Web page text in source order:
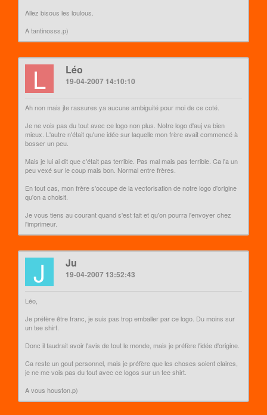
Allez bisous les loulous.
A tantinosss.p)
L Léo
19-04-2007 14:10:10
Ah non mais jte rassures ya aucune ambiguité pour moi de ce coté.
Je ne vois pas du tout avec ce logo non plus. Notre logo d'auj va bien
mieux. L'autre n'était qu'une idée sur laquelle mon frère avait commencé à
bosser un peu.
Mais je lui ai dit que c'était pas terrible. Pas mal mais pas terrible. Ca l'a un
peu vexé sur le coup mais bon. Normal entre frères.
En tout cas, mon frère s'occupe de la vectorisation de notre logo d'origine
qu'on a choisit.
Je vous tiens au courant quand s'est fait et qu'on pourra l'envoyer chez
l'imprimeur.
J Ju
19-04-2007 13:52:43
Léo,
Je préfère être franc, je suis pas trop emballer par ce logo. Du moins sur
un tee shirt.
Donc il faudrait avoir l'avis de tout le monde, mais je préfère l'idée d'origine.
Ca reste un gout personnel, mais je préfère que les choses soient claires,
je ne me vois pas du tout avec ce logos sur un tee shirt.
A vous houston.p)